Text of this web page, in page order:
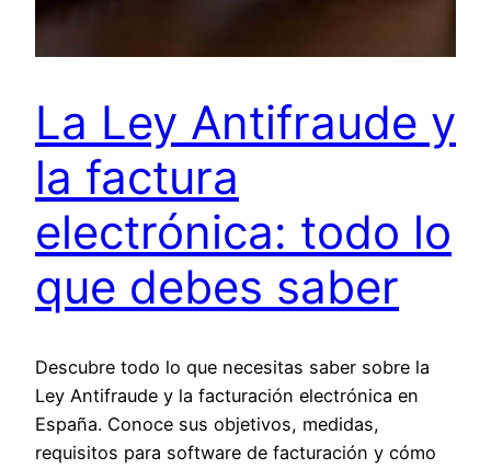
La Ley Antifraude y
la factura
electrónica: todo lo
que debes saber
Descubre todo lo que necesitas saber sobre la
Ley Antifraude y la facturación electrónica en
España. Conoce sus objetivos, medidas,
requisitos para software de facturación y cómo